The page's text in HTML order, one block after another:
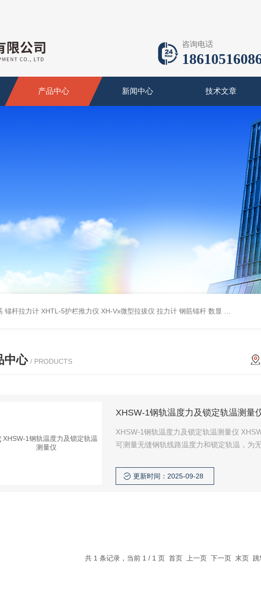
咨询电话
产品中心 新闻中心 技术文章
锚杆拉力计 XHTL-5护栏推力仪 XH-Vx微型拉拔仪 拉力计 钢筋锚杆 数显 QCJ-50/
中心 / PRODUCTS
XHSW-1钢轨温度力及锁定轨温测量
XHSW-1钢轨温度力及锁定轨温测量仪 XHSW-1钢轨温度力及锁定轨温测量仪运用纵横弯曲理论，
可测量无缝钢轨线路温度力和锁定轨温，为
更新时间：2025-09-28
共 1 条记录，当前 1 / 1 页 首页 上一页 下一页 末页 跳